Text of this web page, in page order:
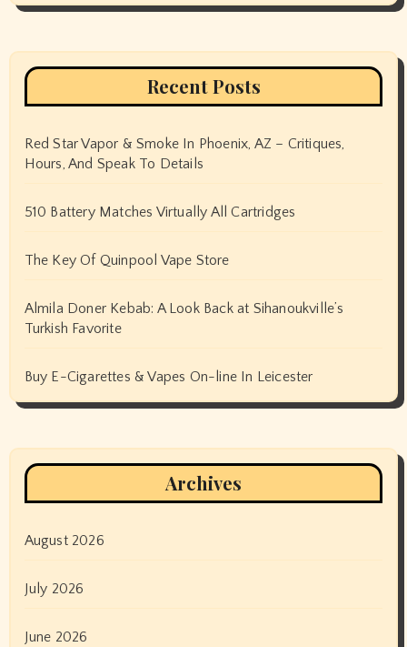
Recent Posts
Red Star Vapor & Smoke In Phoenix, AZ – Critiques,
Hours, And Speak To Details
510 Battery Matches Virtually All Cartridges
The Key Of Quinpool Vape Store
Almila Doner Kebab: A Look Back at Sihanoukville’s
Turkish Favorite
Buy E-Cigarettes & Vapes On-line In Leicester
Archives
August 2026
July 2026
June 2026